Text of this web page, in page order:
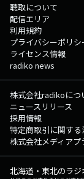
聴取について
配信エリア
利用規約
プライバシーポリシ
ライセンス情報
radiko news
株式会社radikoにつ
ニュースリリース
採用情報
特定商取引に関す
株式会社メディア
北海道・東北のラジ